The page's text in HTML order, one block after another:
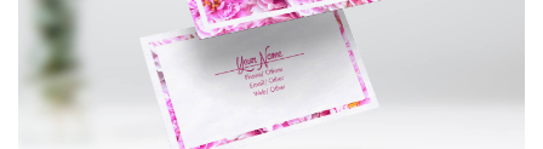
Photography Flyer Template
Stažení zdarma